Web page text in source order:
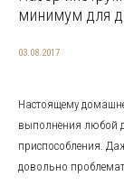
минимум для
03.08.2017
Настоящему
выполнения любой
приспособления.
довольно